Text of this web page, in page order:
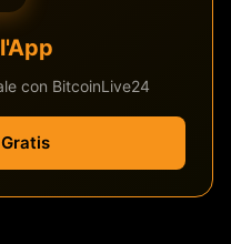
con BitcoinLive24